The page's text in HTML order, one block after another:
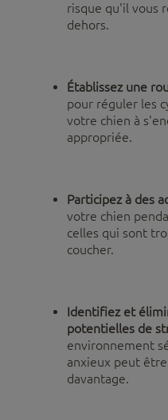
risque qu'il vous
dehors.
Établissez une
pour réguler les
votre chien à
appropriée.
Participez à des
votre chien
celles qui sont
coucher.
Identifiez et
potentielles de
environnement
anxieux peut
davantage.